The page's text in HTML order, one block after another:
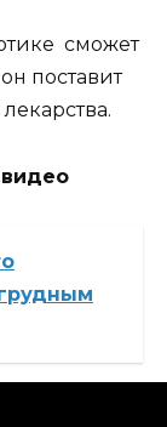
сможет
поставит